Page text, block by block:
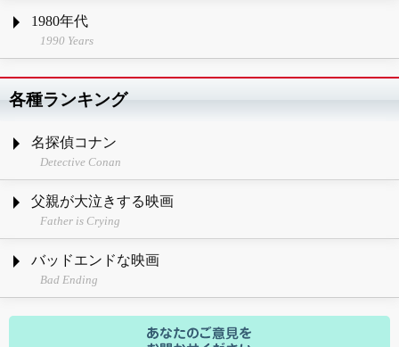
1980年代
1990 Years
各種ランキング
名探偵コナン
Detective Conan
父親が大泣きする映画
Father is Crying
バッドエンドな映画
Bad Ending